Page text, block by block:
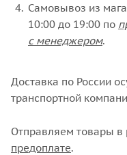
Самовывоз из
10:00 до 19:00 по
с менеджером.
Доставка по России
транспортной
Отправляем товары в
предоплате.